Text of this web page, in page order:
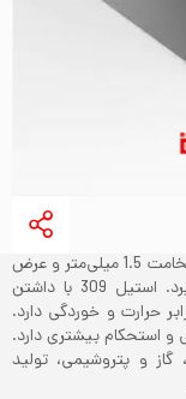
ورق رول استیل 309 یا 1.4828 با سطح مات 2B ، ضخامت 1.5 میلی‌متر و عرض
1250 میلی‌متر در دسته آلیاژهای نسوز قرار می‌گیرد. استیل 309 با داشتن
حرارت و خوردگی دارد.
به خوردگی و استحکام بیشتری دارد.
گاز و پتروشیمی، تولید